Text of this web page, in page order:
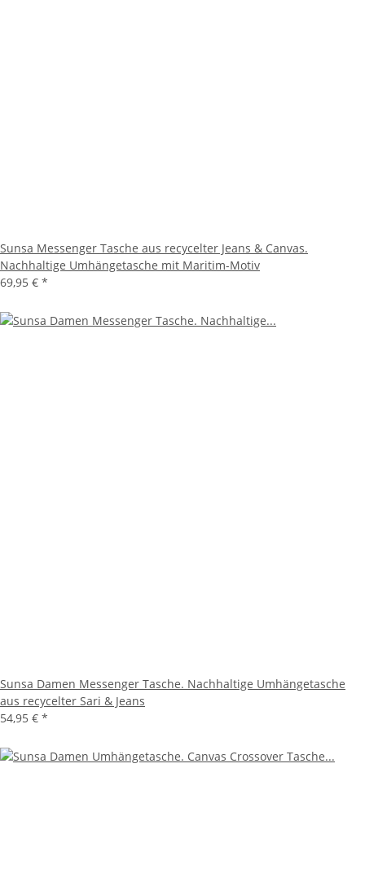
Sunsa Messenger Tasche aus recycelter Jeans & Canvas.
Nachhaltige Umhängetasche mit Maritim-Motiv
69,95 € *
Sunsa Damen Messenger Tasche. Nachhaltige Umhängetasche
aus recycelter Sari & Jeans
54,95 € *